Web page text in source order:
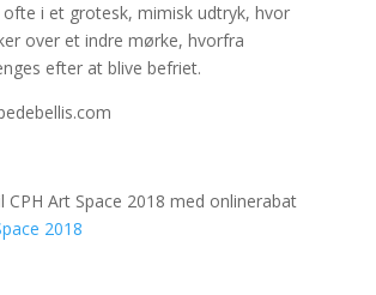
i et grotesk, mimisk udtryk, hvor
over et indre mørke, hvorfra
efter at blive befriet.
CPH Art Space 2018 med onlinerabat
2018